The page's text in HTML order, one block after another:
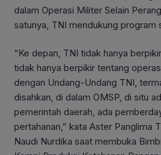
dalam Operasi Militer Selain
satunya, TNI mendukung program
“Ke depan, TNI tidak hanya
tidak hanya berpikir tentang
dengan Undang-Undang TNI,
disahkan, di dalam OMSP, di situ
pemerintah daerah, ada
pertahanan,” kata Aster Panglima
Naudi Nurdika saat membuka